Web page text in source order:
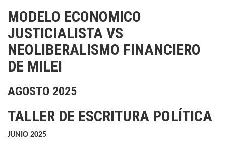
MODELO ECONOMICO
JUSTICIALISTA VS
NEOLIBERALISMO FINANCIERO
DE MILEI
AGOSTO 2025
TALLER DE ESCRITURA POLÍTICA
JUNIO 2025